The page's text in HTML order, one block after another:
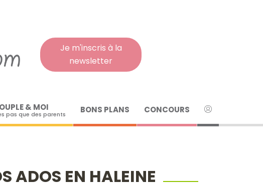
Je m'inscris à la
newsletter
& MOI
pas que des parents BONS PLANS CONCOURS
ADOS EN HALEINE